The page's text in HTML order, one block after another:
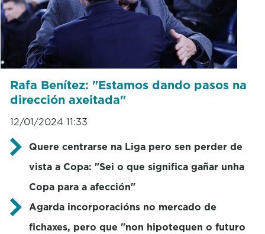
Rafa Benítez: "Estamos dando pasos na
dirección axeitada"
12/01/2024 11:33
Quere centrarse na Liga pero sen perder de
vista a Copa: "Sei o que significa gañar unha
Copa para a afección"
Agarda incorporacións no mercado de
fichaxes, pero que "non hipotequen o futuro